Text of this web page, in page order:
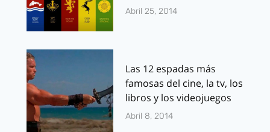
Abril 25, 2014
Las 12 espadas más
famosas del cine, la tv, los
libros y los videojuegos
Abril 8, 2014